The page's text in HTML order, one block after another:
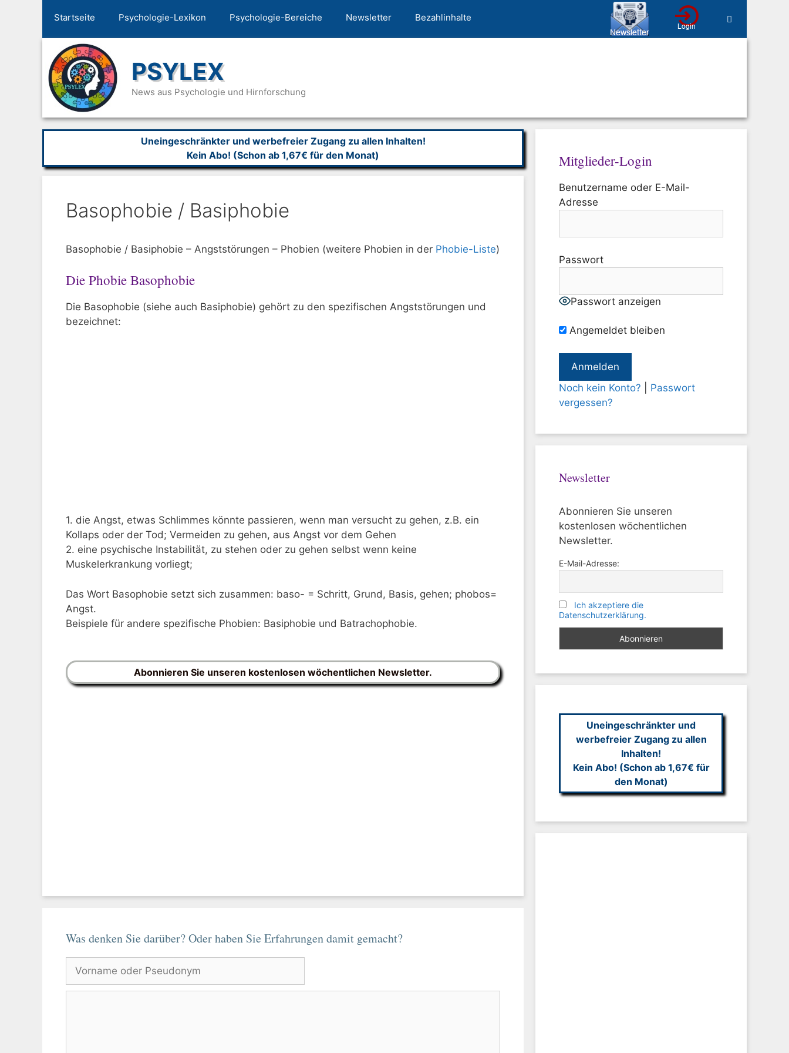
Startseite Psychologie-Lexikon Psychologie-Bereiche Newsletter Bezahlinhalte
PSYLEX
News aus Psychologie und Hirnforschung
Uneingeschränkter und werbefreier Zugang zu allen Inhalten!
Kein Abo! (Schon ab 1,67€ für den Monat)
Basophobie / Basiphobie
Basophobie / Basiphobie – Angststörungen – Phobien (weitere Phobien in der Phobie-Liste)
Die Phobie Basophobie
Die Basophobie (siehe auch Basiphobie) gehört zu den spezifischen Angststörungen und
bezeichnet:
1. die Angst, etwas Schlimmes könnte passieren, wenn man versucht zu gehen, z.B. ein
Kollaps oder der Tod; Vermeiden zu gehen, aus Angst vor dem Gehen
2. eine psychische Instabilität, zu stehen oder zu gehen selbst wenn keine
Muskelerkrankung vorliegt;
Das Wort Basophobie setzt sich zusammen: baso- = Schritt, Grund, Basis, gehen; phobos=
Angst.
Beispiele für andere spezifische Phobien: Basiphobie und Batrachophobie.
Abonnieren Sie unseren kostenlosen wöchentlichen Newsletter.
Was denken Sie darüber? Oder haben Sie Erfahrungen damit gemacht?
Vorname
Pseudonym
Mitglieder-Login
Benutzername oder E-Mail-
Adresse
Passwort
Passwort anzeigen
Angemeldet bleiben
Noch kein Konto?
Passwort
vergessen?
Newsletter
Abonnieren Sie unseren
kostenlosen wöchentlichen
Newsletter.
E-Mail-Adresse:
Ich akzeptiere die
Datenschutzerklärung.
Uneingeschränkter und
werbefreier Zugang zu allen
Inhalten!
Kein Abo! (Schon ab 1,67€ für
den Monat)